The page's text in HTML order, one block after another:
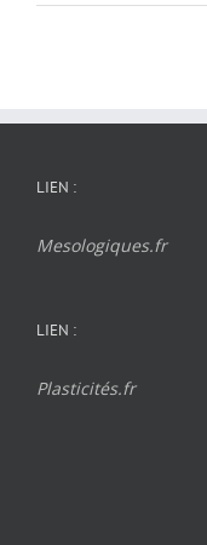
LIEN :
Mesologiques.fr
LIEN :
Plasticités.fr